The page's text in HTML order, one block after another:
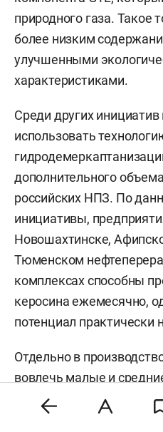
природного газа. Такое
более низким
улучшенными
характеристиками.
Среди других инициатив
использовать
дополнительного
российских НПЗ. По
инициативы,
Новошахтинске,
Тюменском
комплексах способны
керосина ежемесячно,
потенциал практически
Отдельно в
вовлечь малые и
перенаправить часть
«Новатэк-Усть-Луга» на